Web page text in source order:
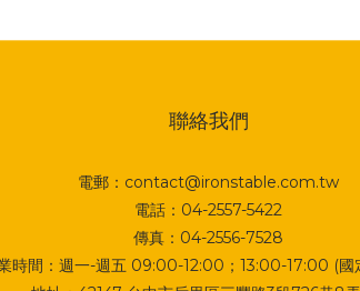
聯絡我們
電郵：contact@ironstable.com.tw
電話：04-2557-5422
傳真：04-2556-7528
時間：週一-週五 09:00-12:00；13:00-17:00 (國